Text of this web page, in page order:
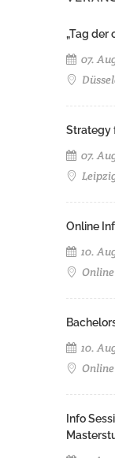
„Tag der
07.
Strategy
07.
Online
10.
Online
10.
Online
Info